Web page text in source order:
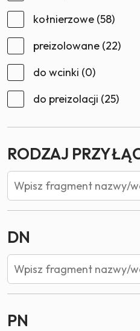
kołnierzowe (58)
preizolowane (22)
do wcinki (0)
do preizolacji (25)
RODZAJ
DN
PN